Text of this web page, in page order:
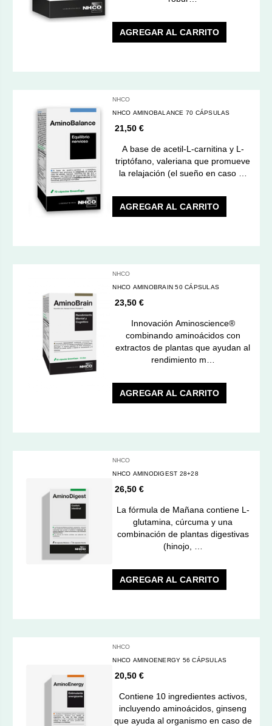
AGREGAR AL CARRITO
NHCO
NHCO AMINOBALANCE 70 CÁPSULAS
21,50 €
A base de acetil-L-carnitina y L-
triptófano, valeriana que promueve
la relajación (el sueño en caso …
AGREGAR AL CARRITO
NHCO
NHCO AMINOBRAIN 50 CÁPSULAS
23,50 €
Innovación Aminoscience®
combinando aminoácidos con
extractos de plantas que ayudan al
rendimiento m…
AGREGAR AL CARRITO
NHCO
NHCO AMINODIGEST 28+28
26,50 €
La fórmula de Mañana contiene L-
glutamina, cúrcuma y una
combinación de plantas digestivas
(hinojo, …
AGREGAR AL CARRITO
NHCO
NHCO AMINOENERGY 56 CÁPSULAS
20,50 €
Contiene 10 ingredientes activos,
incluyendo aminoácidos, ginseng
que ayuda al organismo en caso de